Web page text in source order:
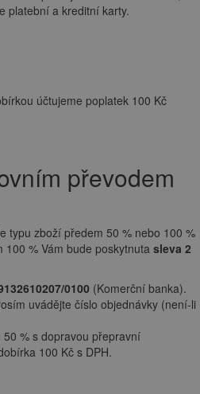
platební a kreditní karty.
účtujeme poplatek 100 Kč
převodem
typu zboží předem 50 % nebo 100 %
% Vám bude poskytnuta sleva 2
0100 (Komerční banka).
uvádějte číslo objednávky (není-li
% s dopravou přepravní
100 Kč s DPH.